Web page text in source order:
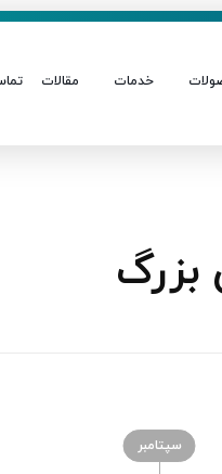
خدمات مقالات
بزرگ
سپتامبر